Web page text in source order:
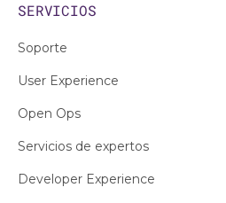
SERVICIOS
Soporte
User Experience
Open Ops
Servicios de expertos
Developer Experience